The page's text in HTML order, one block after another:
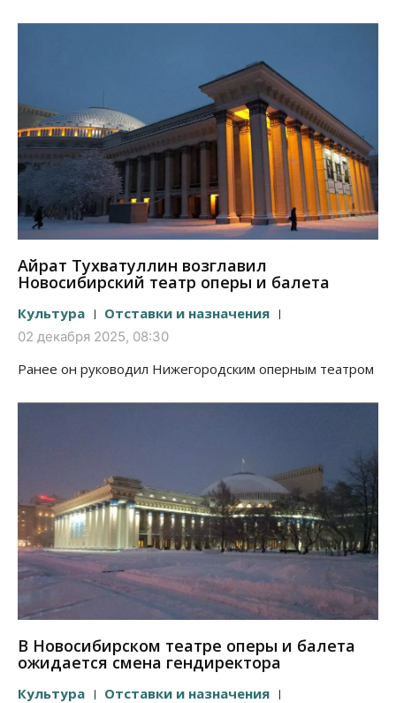
Айрат Тухватуллин возглавил
Новосибирский театр оперы и балета
Культура Отставки и назначения
02 декабря 2025, 08:30
Ранее он руководил Нижегородским оперным театром
В Новосибирском театре оперы и балета
ожидается смена гендиректора
Культура Отставки и назначения